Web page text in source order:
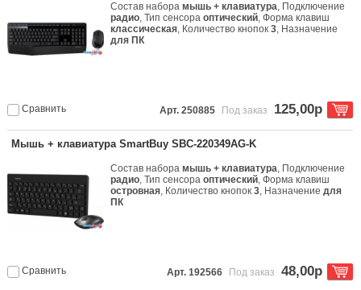
Состав наборамышь + клавиатура, Подключение
радио, Тип сенсораоптический, Форма клавиш
классическая, Количество кнопок3, Назначение
для ПК
Сравнить Арт. 250885 Под заказ 125,00р
Мышь + клавиатура SmartBuy SBC-220349AG-K
Состав наборамышь + клавиатура, Подключение
радио, Тип сенсораоптический, Форма клавиш
островная, Количество кнопок3, Назначениедля
ПК
Сравнить Арт. 192566 Под заказ 48,00р